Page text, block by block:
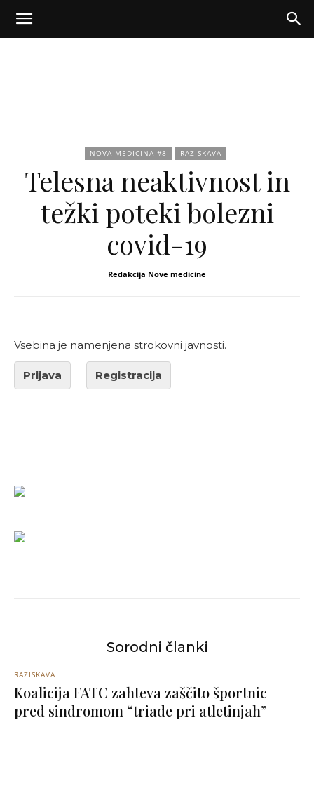
medicina
NOVA MEDICINA #8 RAZISKAVA
Telesna neaktivnost in
težki poteki bolezni
covid-19
Redakcija Nove medicine
Vsebina je namenjena strokovni javnosti.
Prijava Registracija
Sorodni članki
RAZISKAVA
Koalicija FATC zahteva zaščito športnic
pred sindromom “triade pri atletinjah”